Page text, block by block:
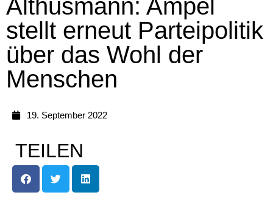
Althusmann: Ampel
stellt erneut Parteipolitik
über das Wohl der
Menschen
19. September 2022
TEILEN